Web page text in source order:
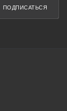
ПОДПИСАТЬСЯ